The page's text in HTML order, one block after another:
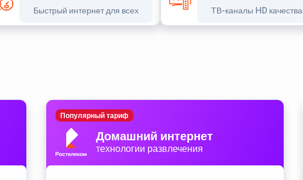
Быстрый интернет для всех ТВ-каналы HD качества
Домашний интернет
технологии развлечения
Популярный тариф